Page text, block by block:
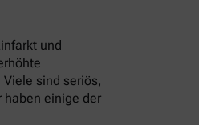
und
sind seriös,
haben einige der